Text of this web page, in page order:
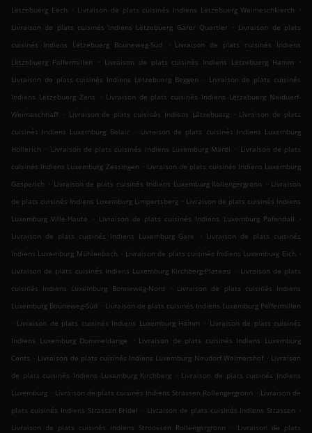
Lëtzebuerg Eech . Livraison de plats cuisinés Indiens Lëtzebuerg Weimeschkierch
.
Livraison de plats cuisinés Indiens Lëtzebuerg Garer Quartier . Livraison de plats
cuisinés Indiens Lëtzebuerg Bouneweg-Süd
. Livraison de plats cuisinés Indiens
Lëtzebuerg Polfermillen
. Livraison de plats cuisinés Indiens Lëtzebuerg Hamm
.
Livraison de plats cuisinés Indiens Lëtzebuerg Beggen
. Livraison de plats cuisinés
Indiens Lëtzebuerg Zens
. Livraison de plats cuisinés Indiens Lëtzebuerg Neiduerf-
Weimeschhaff . Livraison de plats cuisinés Indiens Lëtzebuerg . Livraison de plats
cuisinés Indiens Luxemburg Belair . Livraison de plats cuisinés Indiens Luxemburg
Hollerich . Livraison de plats cuisinés Indiens Luxemburg Märel . Livraison de plats
cuisinés Indiens Luxemburg Zessingen . Livraison de plats cuisinés Indiens Luxemburg
Gasperich . Livraison de plats cuisinés Indiens Luxemburg Rollengergronn . Livraison
de plats cuisinés Indiens Luxemburg Limpertsberg . Livraison de plats cuisinés Indiens
Luxemburg Ville-Haute
. Livraison de plats cuisinés Indiens Luxemburg Pafendall
.
Livraison de plats cuisinés Indiens Luxemburg Gare
. Livraison de plats cuisinés
Indiens Luxemburg Mühlenbach . Livraison de plats cuisinés Indiens Luxemburg Eich .
Livraison de plats cuisinés Indiens Luxemburg Kirchberg-Plateau . Livraison de plats
cuisinés Indiens Luxemburg Bonneweg-Nord
. Livraison de plats cuisinés Indiens
Luxemburg Bouneweg-Süd . Livraison de plats cuisinés Indiens Luxemburg Polfermillen
. Livraison de plats cuisinés Indiens Luxemburg Hamm . Livraison de plats cuisinés
Indiens Luxemburg Dommeldange
. Livraison de plats cuisinés Indiens Luxemburg
Cents . Livraison de plats cuisinés Indiens Luxemburg Neudorf-Weimershof . Livraison
de plats cuisinés Indiens Luxemburg Kirchberg . Livraison de plats cuisinés Indiens
Luxemburg . Livraison de plats cuisinés Indiens Strassen Rollengergronn . Livraison de
plats cuisinés Indiens Strassen Bridel . Livraison de plats cuisinés Indiens Strassen .
Livraison de plats cuisinés Indiens Stroossen Rollengergronn
. Livraison de plats